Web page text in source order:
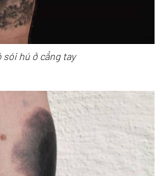
sói hú ở cẳng tay